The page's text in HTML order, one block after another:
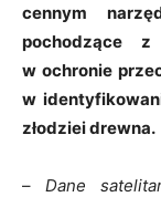
cennym
pochodzące
w ochronie
w
złodziei drewna.
– Dane